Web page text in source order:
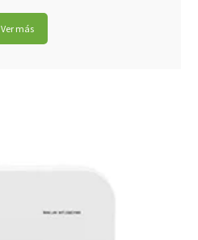
Ver más